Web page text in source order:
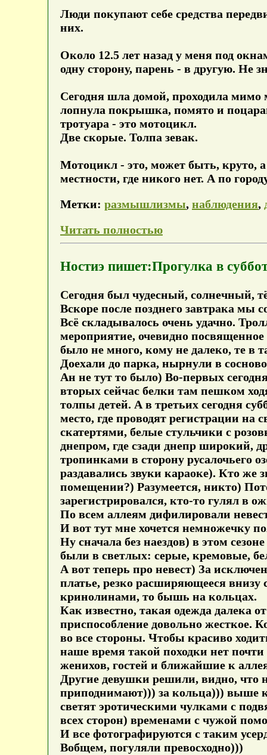
Люди покупают себе средства
них.
Около 12.5 лет назад у меня под
одну сторону, парень - в другую. Не
Сегодня шла домой, проходила
лопнула покрышка, помято и
тротуара - это мотоцикл.
Две скорые. Толпа зевак.
Мотоцикл - это, может быть, круто, а
местности, где никого нет. А по
Метки: размышлизмы, наблюдения,
Читать полностью
Ностиэ пишет:Прогулка в
Сегодня был чудесный, солнечный,
Вскоре после позднего завтрака мы
Всё складывалось очень удачно.
мероприятие, очевидно
было не много, кому не далеко, те в
Доехали до парка, нырнули в
Ан не тут то было) Во-первых
вторых сейчас белки там пешком
толпы детей. А в третьих сегодня
место, где проводят регистрации
скатертями, белые стульчики с
днепром, где сзади днепр широкий,
тропинками в сторону русалочьего
раздавались звуки караоке). Кто же
помещении?) Разумеется, никто)
зарегистрировался, кто-то гулял в
По всем аллеям дифилировали
И вот тут мне хочется немножечку
Ну сначала без наездов) в этом
были в светлых: серые, кремовые,
А вот теперь про невест) За
платье, резко расширяющееся внизу
кринолинами, то бышь на кольцах.
Как известно, такая одежда далека
приспособление довольно жесткое.
во все стороны. Чтобы красиво
наше время такой походки нет
женихов, гостей и ближайшие к
Другие девушки решили, видно, что
приподнимают))) за кольца))) выше
светят эротическими чулками с
всех сторон) временами с чужой
И все фотографируются с таким
Вобщем, погуляли превосходно)))